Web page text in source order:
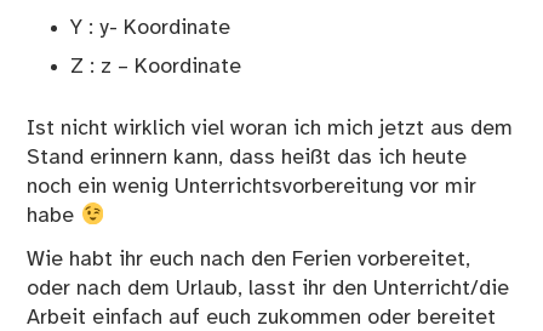
Y : y- Koordinate
Z : z – Koordinate
Ist nicht wirklich viel woran ich mich jetzt aus dem
Stand erinnern kann, dass heißt das ich heute
noch ein wenig Unterrichtsvorbereitung vor mir
habe
Wie habt ihr euch nach den Ferien vorbereitet,
oder nach dem Urlaub, lasst ihr den Unterricht/die
Arbeit einfach auf euch zukommen oder bereitet